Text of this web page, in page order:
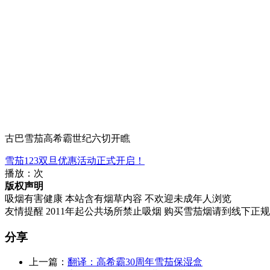
古巴雪茄高希霸世纪六切开瞧
雪茄123双旦优惠活动正式开启！
播放： 次
版权声明
吸烟有害健康 本站含有烟草内容 不欢迎未成年人浏览
友情提醒 2011年起公共场所禁止吸烟 购买雪茄烟请到线下正
分享
上一篇： 翻译：高希霸30周年雪茄保湿盒